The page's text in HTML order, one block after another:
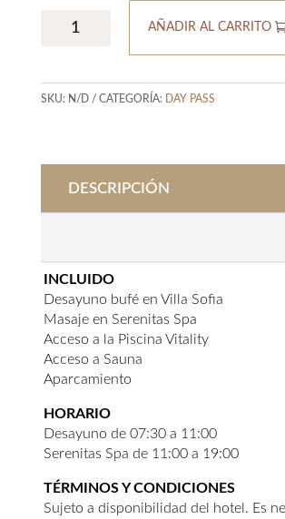
MASAJE
EN
CAP
AÑADIR AL CARRITO
SKU: N/D CATEGORÍA: DAY PASS
DESCRIPCIÓN
INCLUIDO
Desayuno bufé en Villa Sofia
Masaje en Serenitas Spa
Acceso a la Piscina Vitality
Acceso a Sauna
Aparcamiento
HORARIO
Desayuno de 07:30 a 11:00
Serenitas Spa de 11:00 a 19:00
TÉRMINOS Y CONDICIONES
Sujeto a disponibilidad del hotel. Es